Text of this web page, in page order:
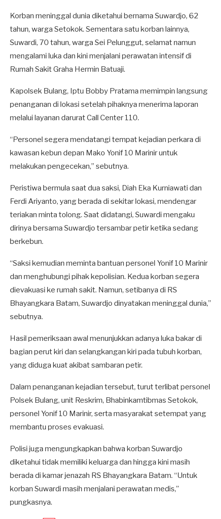
Korban meninggal dunia diketahui bernama Suwardjo, 62
tahun, warga Setokok. Sementara satu korban lainnya,
Suwardi, 70 tahun, warga Sei Pelunggut, selamat namun
mengalami luka dan kini menjalani perawatan intensif di
Rumah Sakit Graha Hermin Batuaji.
Kapolsek Bulang, Iptu Bobby Pratama memimpin langsung
penanganan di lokasi setelah pihaknya menerima laporan
melalui layanan darurat Call Center 110.
“Personel segera mendatangi tempat kejadian perkara di
kawasan kebun depan Mako Yonif 10 Marinir untuk
melakukan pengecekan,” sebutnya.
Peristiwa bermula saat dua saksi, Diah Eka Kurniawati dan
Ferdi Ariyanto, yang berada di sekitar lokasi, mendengar
teriakan minta tolong. Saat didatangi, Suwardi mengaku
dirinya bersama Suwardjo tersambar petir ketika sedang
berkebun.
“Saksi kemudian meminta bantuan personel Yonif 10 Marinir
dan menghubungi pihak kepolisian. Kedua korban segera
dievakuasi ke rumah sakit. Namun, setibanya di RS
Bhayangkara Batam, Suwardjo dinyatakan meninggal dunia,”
sebutnya.
Hasil pemeriksaan awal menunjukkan adanya luka bakar di
bagian perut kiri dan selangkangan kiri pada tubuh korban,
yang diduga kuat akibat sambaran petir.
Dalam penanganan kejadian tersebut, turut terlibat personel
Polsek Bulang, unit Reskrim, Bhabinkamtibmas Setokok,
personel Yonif 10 Marinir, serta masyarakat setempat yang
membantu proses evakuasi.
Polisi juga mengungkapkan bahwa korban Suwardjo
diketahui tidak memiliki keluarga dan hingga kini masih
berada di kamar jenazah RS Bhayangkara Batam. “Untuk
korban Suwardi masih menjalani perawatan medis,”
pungkasnya.